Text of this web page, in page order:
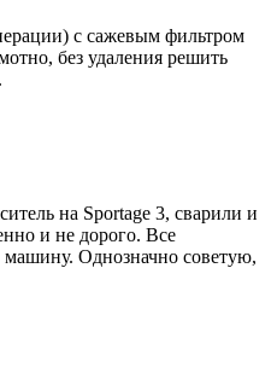
с сажевым фильтром
без удаления решить
на Sportage 3, сварили и
и не дорого. Все
Однозначно советую,